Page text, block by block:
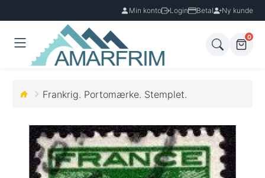
Min konto Login Betal Ny kunde
0
Frankrig. Portomærke. Stemplet.